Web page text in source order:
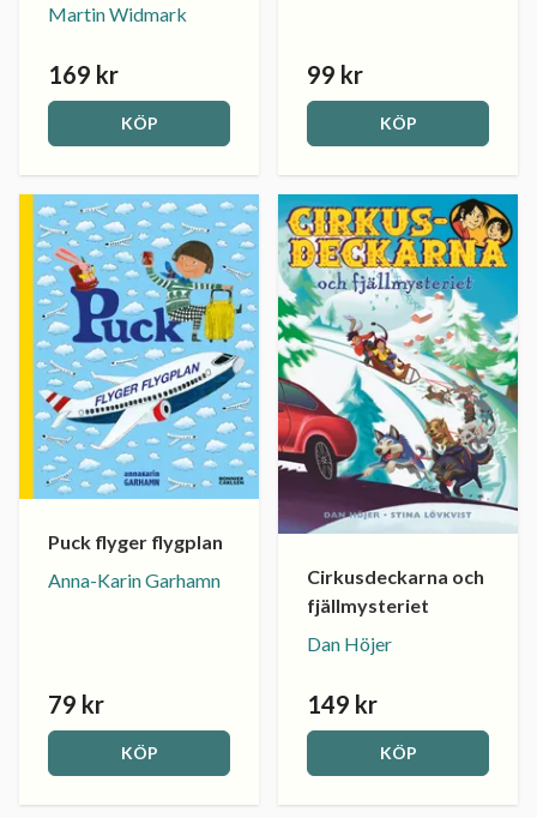
Martin Widmark
169 kr
KÖP
99 kr
KÖP
Puck flyger flygplan
Anna-Karin Garhamn
79 kr
KÖP
Cirkusdeckarna och
fjällmysteriet
Dan Höjer
149 kr
KÖP